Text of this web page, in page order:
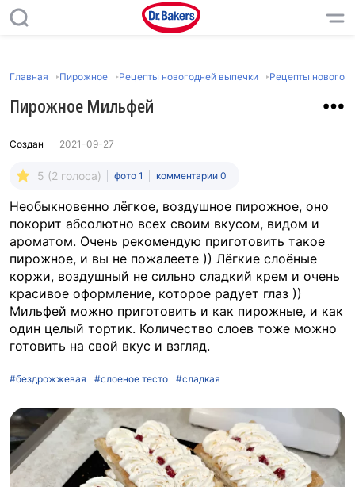
Главная Пирожное Рецепты новогодней выпечки Рецепты
Пирожное Мильфей
Создан 2021-09-27
5 (2 голоса) фото 1 комментарии 0
Необыкновенно лёгкое, воздушное пирожное, оно
покорит абсолютно всех своим вкусом, видом и
ароматом. Очень рекомендую приготовить такое
пирожное, и вы не пожалеете )) Лёгкие слоёные
коржи, воздушный не сильно сладкий крем и очень
красивое оформление, которое радует глаз ))
Мильфей можно приготовить и как пирожные, и как
один целый тортик. Количество слоев тоже можно
готовить на свой вкус и взгляд.
#бездрожжевая #слоеное тесто #сладкая